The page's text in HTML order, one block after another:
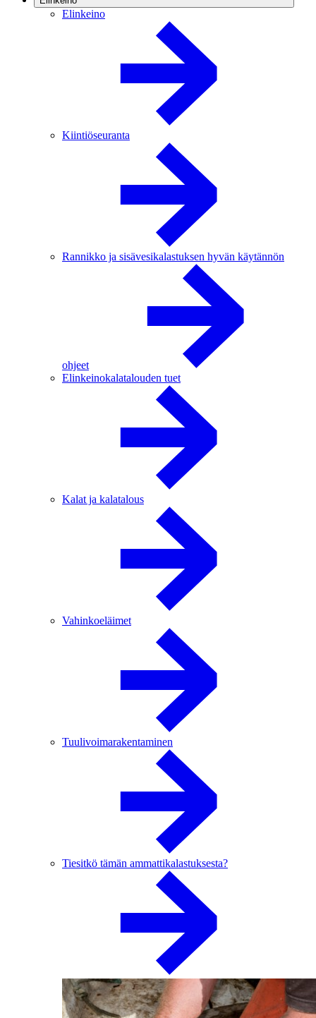
Elinkeino
Kiintiöseuranta
Rannikko ja sisävesikalastuksen hyvän käytännön
ohjeet
Elinkeinokalatalouden tuet
Kalat ja kalatalous
Vahinkoeläimet
Tuulivoimarakentaminen
Tiesitkö tämän ammattikalastuksesta?